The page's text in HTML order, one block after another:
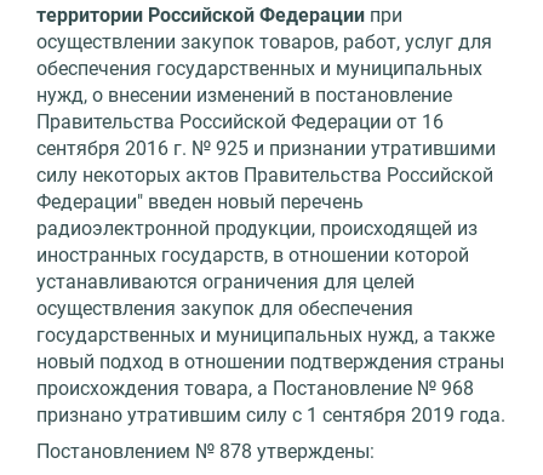
территории Российской Федерации при
осуществлении закупок товаров, работ, услуг для
обеспечения государственных и муниципальных
нужд, о внесении изменений в постановление
Правительства Российской Федерации от 16
сентября 2016 г. № 925 и признании утратившими
силу некоторых актов Правительства Российской
Федерации" введен новый перечень
радиоэлектронной продукции, происходящей из
иностранных государств, в отношении которой
устанавливаются ограничения для целей
осуществления закупок для обеспечения
государственных и муниципальных нужд, а также
новый подход в отношении подтверждения страны
происхождения товара, а Постановление № 968
признано утратившим силу с 1 сентября 2019 года.
Постановлением № 878 утверждены: